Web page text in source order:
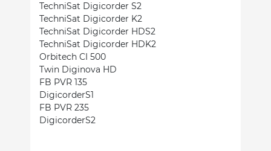
TechniSat Digicorder S2
TechniSat Digicorder K2
TechniSat Digicorder HDS2
TechniSat Digicorder HDK2
Orbitech CI 500
Twin Diginova HD
FB PVR 135
DigicorderS1
FB PVR 235
DigicorderS2